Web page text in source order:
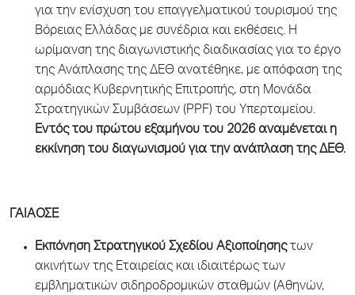
για την ενίσχυση του επαγγελματικού τουρισμού της
Βόρειας Ελλάδας με συνέδρια και εκθέσεις. Η
ωρίμανση της διαγωνιστικής διαδικασίας για το έργο
της Ανάπλασης της ΔΕΘ ανατέθηκε, με απόφαση της
αρμόδιας Κυβερνητικής Επιτροπής, στη Μονάδα
Στρατηγικών Συμβάσεων (PPF) του Υπερταμείου.
Εντός του πρώτου εξαμήνου του 2026 αναμένεται η
εκκίνηση του διαγωνισμού για την ανάπλαση της ΔΕΘ.
ΓΑΙΑΟΣΕ
Εκπόνηση Στρατηγικού Σχεδίου Αξιοποίησηςτων
ακινήτων της Εταιρείας και ιδιαιτέρως των
εμβληματικών σιδηροδρομικών σταθμών (Αθηνών,